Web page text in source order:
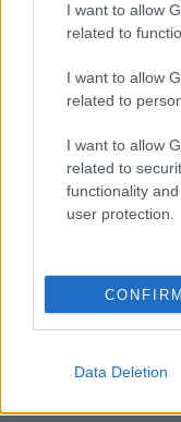
I want to allow
related to
I want to allow
related to
I want to allow
related to
functionality
user protection.
CONFIRM
Data Deletion
Karstein Johaug har
kvinner elite, men